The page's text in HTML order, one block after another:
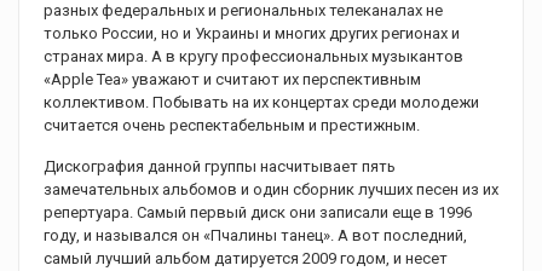
разных федеральных и региональных телеканалах не
только России, но и Украины и многих других регионах и
странах мира. А в кругу профессиональных музыкантов
«Apple Tea» уважают и считают их перспективным
коллективом. Побывать на их концертах среди молодежи
считается очень респектабельным и престижным.
Дискография данной группы насчитывает пять
замечательных альбомов и один сборник лучших песен из их
репертуара. Самый первый диск они записали еще в 1996
году, и назывался он «Пчалины танец». А вот последний,
самый лучший альбом датируется 2009 годом, и несет